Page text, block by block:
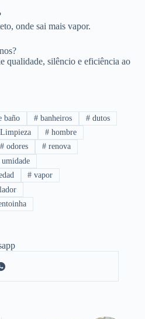
onde sai mais vapor.
qualidade, silêncio e eficiência ao
baño # banheiros # dutos
Limpieza # hombre
# odores # renova
# vapor